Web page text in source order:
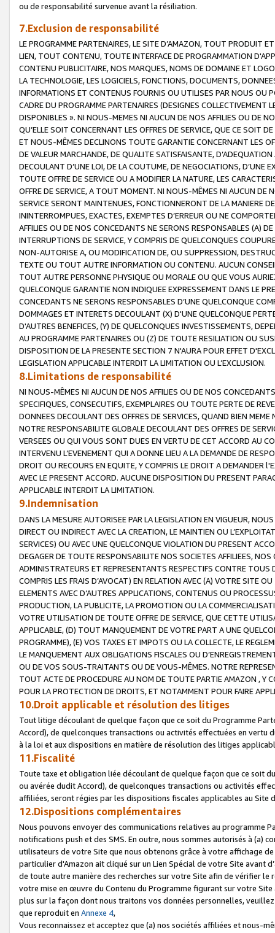
ou de responsabilité survenue avant la résiliation.
7.Exclusion de responsabilité
LE PROGRAMME PARTENAIRES, LE SITE D’AMAZON, TOUT PRODUIT
LIEN, TOUT CONTENU, TOUTE INTERFACE DE PROGRAMMATION
CONTENU PUBLICITAIRE, NOS MARQUES, NOMS DE DOMAINE ET
LA TECHNOLOGIE, LES LOGICIELS, FONCTIONS, DOCUMENTS,
INFORMATIONS ET CONTENUS FOURNIS OU UTILISES PAR NOUS OU
CADRE DU PROGRAMME PARTENAIRES (DESIGNES COLLECTIVEMENT
DISPONIBLES ». NI NOUS-MEMES NI AUCUN DE NOS AFFILIES OU DE
QU’ELLE SOIT CONCERNANT LES OFFRES DE SERVICE, QUE CE SOIT
ET NOUS-MÊMES DECLINONS TOUTE GARANTIE CONCERNANT LES
DE VALEUR MARCHANDE, DE QUALITE SATISFAISANTE,
DECOULANT D’UNE LOI, DE LA COUTUME, DE NEGOCIATIONS, D’UNE
TOUTE OFFRE DE SERVICE OU A MODIFIER LA NATURE, LES
OFFRE DE SERVICE, A TOUT MOMENT. NI NOUS-MÊMES NI AUCUN DE
SERVICE SERONT MAINTENUES, FONCTIONNERONT DE LA MANIERE
ININTERROMPUES, EXACTES, EXEMPTES D’ERREUR OU NE
AFFILIES OU DE NOS CONCEDANTS NE SERONS RESPONSABLES (A)
INTERRUPTIONS DE SERVICE, Y COMPRIS DE QUELCONQUES
NON-AUTORISE A, OU MODIFICATION DE, OU SUPPRESSION,
TEXTE OU TOUT AUTRE INFORMATION OU CONTENU. AUCUN
TOUT AUTRE PERSONNE PHYSIQUE OU MORALE OU QUE VOUS
QUELCONQUE GARANTIE NON INDIQUEE EXPRESSEMENT DANS LE
CONCEDANTS NE SERONS RESPONSABLES D’UNE QUELCONQUE
DOMMAGES ET INTERETS DECOULANT (X) D'UNE QUELCONQUE
D'AUTRES BENEFICES, (Y) DE QUELCONQUES INVESTISSEMENTS,
AU PROGRAMME PARTENAIRES OU (Z) DE TOUTE RESILIATION OU
DISPOSITION DE LA PRESENTE SECTION 7 N'AURA POUR EFFET
LEGISLATION APPLICABLE INTERDIT LA LIMITATION OU L’EXCLUSION.
8.Limitations de responsabilité
NI NOUS-MÊMES NI AUCUN DE NOS AFFILIES OU DE NOS
SPECIFIQUES, CONSECUTIFS, EXEMPLAIRES OU TOUTE PERTE DE
DONNEES DECOULANT DES OFFRES DE SERVICES, QUAND BIEN
NOTRE RESPONSABILITE GLOBALE DECOULANT DES OFFRES DE
VERSEES OU QUI VOUS SONT DUES EN VERTU DE CET ACCORD AU
INTERVENU L’EVENEMENT QUI A DONNE LIEU A LA DEMANDE DE
DROIT OU RECOURS EN EQUITE, Y COMPRIS LE DROIT A DEMANDER
AVEC LE PRESENT ACCORD. AUCUNE DISPOSITION DU PRESENT
APPLICABLE INTERDIT LA LIMITATION.
9.Indemnisation
DANS LA MESURE AUTORISEE PAR LA LEGISLATION EN VIGUEUR,
DIRECT OU INDIRECT AVEC LA CREATION, LE MAINTIEN OU
SERVICES) OU AVEC UNE QUELCONQUE VIOLATION DU PRESENT
DEGAGER DE TOUTE RESPONSABILITE NOS SOCIETES AFFILIEES,
ADMINISTRATEURS ET REPRESENTANTS RESPECTIFS CONTRE
COMPRIS LES FRAIS D’AVOCAT) EN RELATION AVEC (A) VOTRE SITE
ELEMENTS AVEC D’AUTRES APPLICATIONS, CONTENUS OU
PRODUCTION, LA PUBLICITE, LA PROMOTION OU LA
VOTRE UTILISATION DE TOUTE OFFRE DE SERVICE, QUE CETTE
APPLICABLE, (D) TOUT MANQUEMENT DE VOTRE PART A UNE
PROGRAMME), (E) VOS TAXES ET IMPOTS OU LA COLLECTE, LE
LE MANQUEMENT AUX OBLIGATIONS FISCALES OU
OU DE VOS SOUS-TRAITANTS OU DE VOUS-MÊMES. NOTRE
TOUT ACTE DE PROCEDURE AU NOM DE TOUTE PARTIE AMAZON , Y
POUR LA PROTECTION DE DROITS, ET NOTAMMENT POUR FAIRE
10.Droit applicable et résolution des litiges
Tout litige découlant de quelque façon que ce soit du Programme
Accord), de quelconques transactions ou activités effectuées en vertu
à la loi et aux dispositions en matière de résolution des litiges
11.Fiscalité
Toute taxe et obligation liée découlant de quelque façon que ce soit
ou avérée dudit Accord), de quelconques transactions ou activités
affiliées, seront régies par les dispositions fiscales applicables au Site
12.Dispositions complémentaires
Nous pouvons envoyer des communications relatives au programme
notifications push et des SMS. En outre, nous sommes autorisés à
utilisateurs de votre Site que nous obtenons grâce à votre affichage
particulier d'Amazon ait cliqué sur un Lien Spécial de votre Site avant
de toute autre manière des recherches sur votre Site afin de vérifier
votre mise en œuvre du Contenu du Programme figurant sur votre
plus sur la façon dont nous traitons vos données personnelles,
que reproduit en Annexe 4,
Vous reconnaissez et acceptez que (a) nos sociétés affiliées et nous-